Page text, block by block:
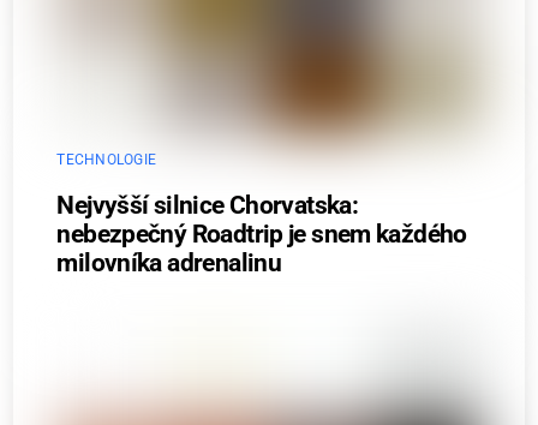
TECHNOLOGIE
Nejvyšší silnice Chorvatska:
nebezpečný Roadtrip je snem každého
milovníka adrenalinu